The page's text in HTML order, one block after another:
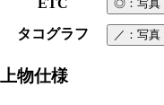
◎ ：写真
タコグラフ ／ ：写真
上物仕様